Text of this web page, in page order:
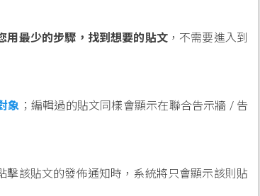
用最少的步驟，找到想要的貼文，不需要進入到
象 ；編輯過的貼文同樣會顯示在聯合告示牆 / 告
擊該貼文的發佈通知時，系統將只會顯示該則貼